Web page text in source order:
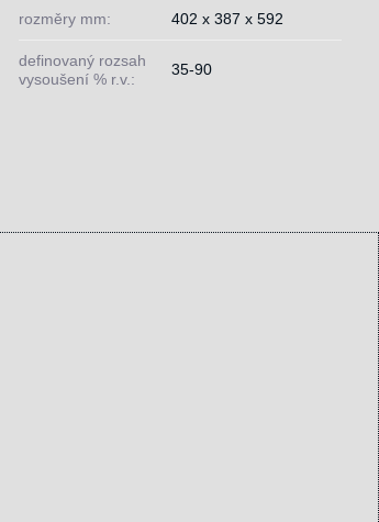
rozměry mm: 402 x 387 x 592
definovaný rozsah
vysoušení % r.v.:
35-90